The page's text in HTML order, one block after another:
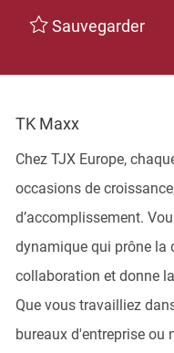
Sauvegarder
TK Maxx
Chez TJX Europe,
occasions de
d’accomplissement.
dynamique qui prône la
collaboration et donne
Que vous travailliez
bureaux d'entreprise